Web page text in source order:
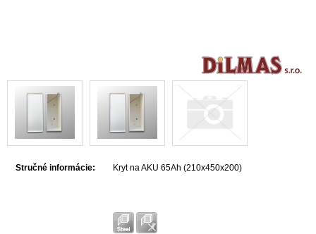
Stručné informácie: Kryt na AKU 65Ah (210x450x200)